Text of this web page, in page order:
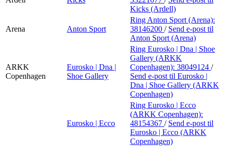
Kicks (Ardell)
Arena Anton Sport
Ring Anton Sport (Arena):
38146200 / Send e-post til
Anton Sport (Arena)
ARKK
Copenhagen
Eurosko | Dna |
Shoe Gallery
Ring Eurosko | Dna | Shoe
Gallery (ARKK
Copenhagen): 38049124 /
Send e-post til Eurosko |
Dna | Shoe Gallery (ARKK
Copenhagen)
Eurosko | Ecco
Ring Eurosko | Ecco
(ARKK Copenhagen):
48154367 / Send e-post til
Eurosko | Ecco (ARKK
Copenhagen)